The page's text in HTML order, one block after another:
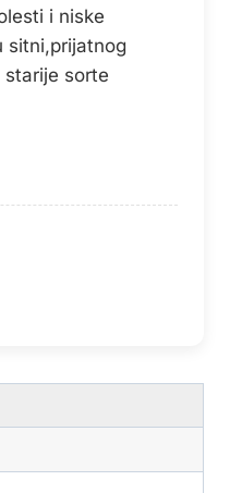
i niske
sitni,prijatnog
starije sorte